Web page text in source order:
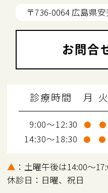
〒736-0064 広島県
お問合
診療時間 月 火
9:00～12:30 ● ●
14:30～18:30 ● ●
▲ ：土曜午後は14:00～
休診日：日曜、祝日